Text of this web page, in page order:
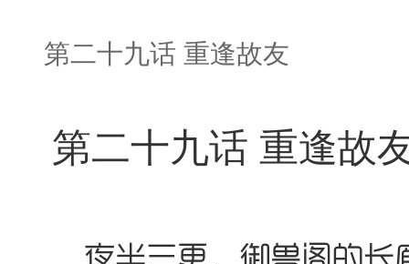
第二十九话 重逢故友
第二十九话 重逢故